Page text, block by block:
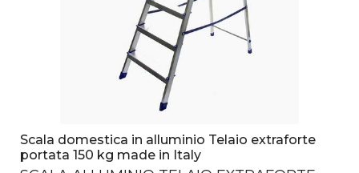
Scala domestica in alluminio Telaio extraforte
portata 150 kg made in Italy